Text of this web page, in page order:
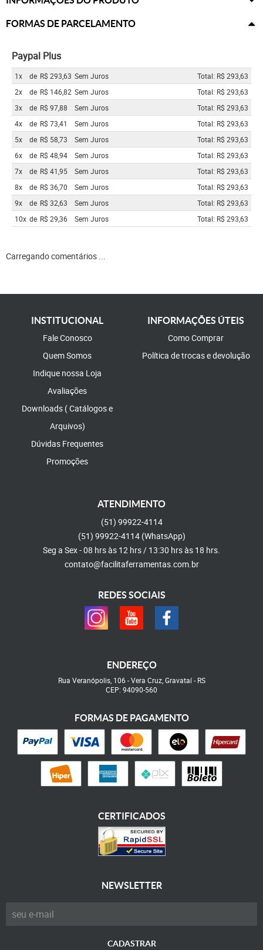
FORMAS DE PARCELAMENTO
Paypal Plus
1x de R$ 293,63 Sem Juros
Total: R$ 293,63
2x
de R$ 146,82 Sem Juros
Total: R$ 293,63
3x
de R$ 97,88 Sem Juros
Total: R$ 293,63
4x
de R$ 73,41 Sem Juros
Total: R$ 293,63
5x
de R$ 58,73 Sem Juros
Total: R$ 293,63
6x
de R$ 48,94 Sem Juros
Total: R$ 293,63
7x
de R$ 41,95 Sem Juros
Total: R$ 293,63
8x
de R$ 36,70 Sem Juros
Total: R$ 293,63
9x
de R$ 32,63 Sem Juros
Total: R$ 293,63
10x de R$ 29,36 Sem Juros Total: R$ 293,63
Carregando comentários ...
INSTITUCIONAL
Fale Conosco
Quem Somos
Indique nossa Loja
Avaliações
Downloads ( Catálogos e
Arquivos)
Dúvidas Frequentes
Promoções
INFORMAÇÕES ÚTEIS
Como Comprar
Política de trocas e devolução
ATENDIMENTO
(51) 99922-4114
(51) 99922-4114 (WhatsApp)
Seg a Sex - 08 hrs às 12 hrs / 13:30 hrs às 18 hrs.
contato@facilitaferramentas.com.br
REDES SOCIAIS
ENDEREÇO
Rua Veranópolis, 106 -Vera Cruz, Gravataí- RS
CEP: 94090-560
FORMAS DE PAGAMENTO
CERTIFICADOS
NEWSLETTER
CADASTRAR